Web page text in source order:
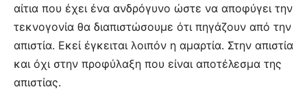
αίτια που έχει ένα ανδρόγυνο ώστε να αποφύγει την
τεκνογονία θα διαπιστώσουμε ότι πηγάζουν από την
απιστία. Εκεί έγκειται λοιπόν η αμαρτία. Στην απιστία
και όχι στην προφύλαξη που είναι αποτέλεσμα της
απιστίας.